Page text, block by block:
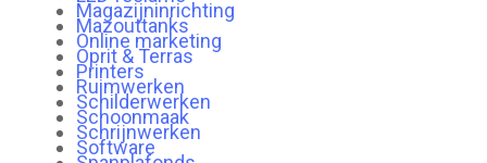
Magazijninrichting
Mazouttanks
Online marketing
Oprit & Terras
Printers
Ruimwerken
Schilderwerken
Schoonmaak
Schrijnwerken
Software